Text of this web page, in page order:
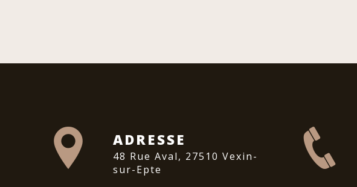
ADRESSE
48 Rue Aval, 27510 Vexin-
sur-Epte